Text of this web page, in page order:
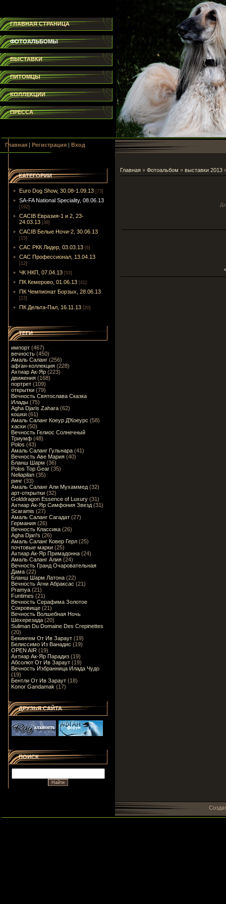
ГЛАВНАЯ СТРАНИЦА
ФОТОАЛЬБОМЫ
ВЫСТАВКИ
ПИТОМЦЫ
КОЛЛЕКЦИИ
ПРЕССА
Главная | Регистрация | Вход
КАТЕГОРИИ
Euro Dog Show, 30.08-1.09.13 [73]
SA-FA National Speciality, 08.06.13
[192]
CACIB Евразия-1 и 2, 23-
24.03.13 [38]
CACIB Белые Ночи-2, 30.06.13
[15]
САС РКК Лидер, 03.03.13 [6]
САС Профессионал, 13.04.13
[12]
ЧК НКП, 07.04.13 [53]
ПК Кемерово, 01.06.13 [41]
ПК Чемпионат Борзых, 28.06.13
[23]
ПК Дельта-Пал, 16.11.13 [20]
ТЕГИ
импорт (467)
вечность (450)
Амаль Саланг (256)
афган-коллекция (228)
Ахтиар Ак-Яр (223)
движения (168)
портрет (109)
открытки (79)
Вечность Святослава Сказка
Илады (75)
Agha Djaris Zahara (62)
кошки (61)
Амаль Саланг Коеур Д'Коеурс (58)
хаски (50)
Вечность Гелиос Солнечный
Триумф (48)
Polos (43)
Амаль Саланг Гульнара (41)
Вечность Аве Мария (40)
Бланш Шарм (36)
Polos Top Gear (35)
Neliapilan (35)
ринг (33)
Амаль Саланг Али Мухаммед (32)
арт-открытки (32)
Golddragon Essence of Luxury (31)
Ахтиар Ак-Яр Симфония Звезд (31)
Scaramis (27)
Амаль Саланг Сагадат (27)
Германия (26)
Вечность Классика (26)
Agha Djari's (26)
Амаль Саланг Ковер Герл (25)
почтовые марки (25)
Ахтиар Ак-Яр Примадонна (24)
Амаль Саланг Алия (24)
Вечность Гранд Очаровательная
Дама (22)
Бланш Шарм Латона (22)
Вечность Агни Абраксас (21)
Pramya (21)
Funtimes (21)
Вечность Серафима Золотое
Сокровище (21)
Вечность Волшебная Ночь
Шехерезада (20)
Suliman Du Domaine Des Crepinettes
(20)
Бекингем От Ив Зараут (19)
Белиссимо Из Ванадис (19)
OPEN AIR (19)
Ахтиар Ак-Яр Парадиз (19)
Абсолют От Ив Зараут (19)
Вечность Избранница Илада Чудо
(19)
Бентли От Ив Зараут (18)
Konor Gandamak (17)
ДРУЗЬЯ САЙТА
ПОИСК
Главная » Фотоальбом » выставки 2013